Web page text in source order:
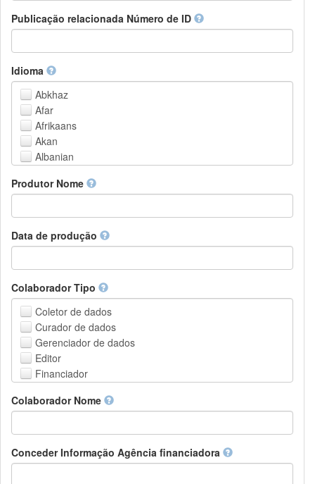
handle
issn
istc
lissn
lsid
pmid
purl
upc
url
urn
DASH-NRS
Publicação relacionada Número de ID
Idioma
Abkhaz
Afar
Afrikaans
Akan
Albanian
Arabic
Armenian
Assamese
Avaric
Aymara
Azerbaijani
Bambara
Bashkir
Basque
Belarusian
Bengali, Bangla
Bislama
Breton
Bulgarian
Burmese
Produtor Nome
Data de produção
Colaborador Tipo
Coletor de dados
Curador de dados
Gerenciador de dados
Editor
Financiador
Líder do projeto
Membro do projeto
Pessoa Relacionada
Pesquisador
Colaborador Nome
Conceder Informação Agência financiadora